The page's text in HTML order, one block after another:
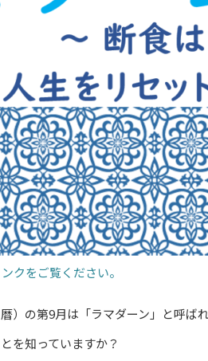
クをご覧ください。
）の第9月は「ラマダーン」と呼ば
を知っていますか？